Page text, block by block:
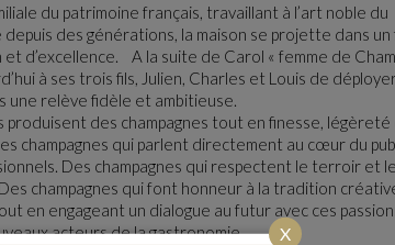
X
du patrimoine français, travaillant à l’art noble du
depuis des générations, la maison se projette dans
d’excellence. A la suite de Carol « femme de
à ses trois fils, Julien, Charles et Louis de
une relève fidèle et ambitieuse.
produisent des champagnes tout en finesse, légèreté
champagnes qui parlent directement au cœur du
Des champagnes qui respectent le terroir et le
champagnes qui font honneur à la tradition
en engageant un dialogue au futur avec ces
acteurs de la gastronomie.